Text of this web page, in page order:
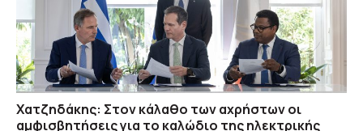
Χατζηδάκης: Στον κάλαθο των αχρήστων οι
αμφισβητήσεις για το καλώδιο της ηλεκτρικής